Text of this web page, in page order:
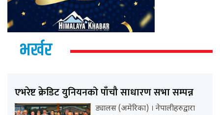
भर्खर
एभरेष्ट क्रेडिट युनियनको पाँचौ साधारण सभा सम्पन्न
ड्यालस (अमेरिका) । नेपालीहरुद्वारा